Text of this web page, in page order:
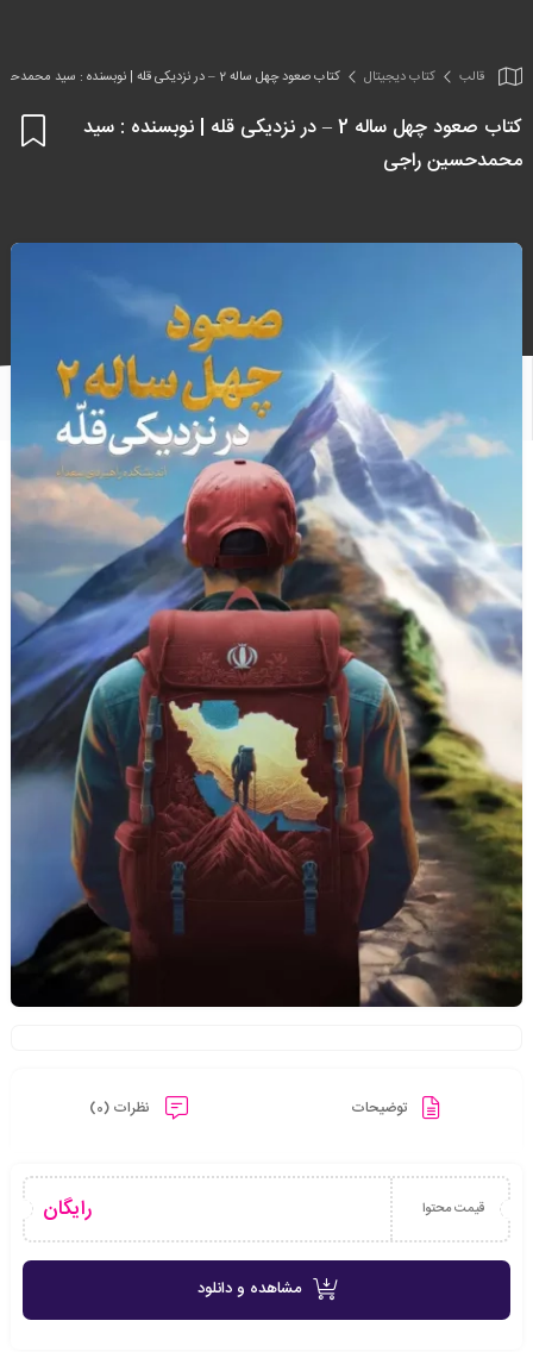
قالب کتاب دیجیتال کتاب صعود چهل ساله 2 – در نزدیکی قله | نوبسنده : سید محمدحسین راجی
کتاب صعود چهل ساله 2 – در نزدیکی قله | نوبسنده : سید
محمدحسین راجی
توضیحات نظرات (0)
قیمت محتوا رایگان
مشاهده و دانلود